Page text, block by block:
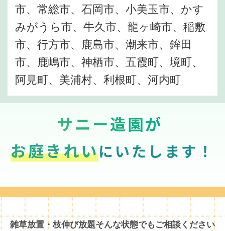
市、常総市、石岡市、小美玉市、かす
みがうら市、牛久市、龍ヶ崎市、稲敷
市、行方市、鹿島市、潮来市、鉾田
市、鹿嶋市、神栖市、五霞町、境町、
阿見町、美浦村、利根町、河内町
サニー造園が
お庭きれいにいたします！
雑草放置・枝伸び放題そんな状態でもご相談ください